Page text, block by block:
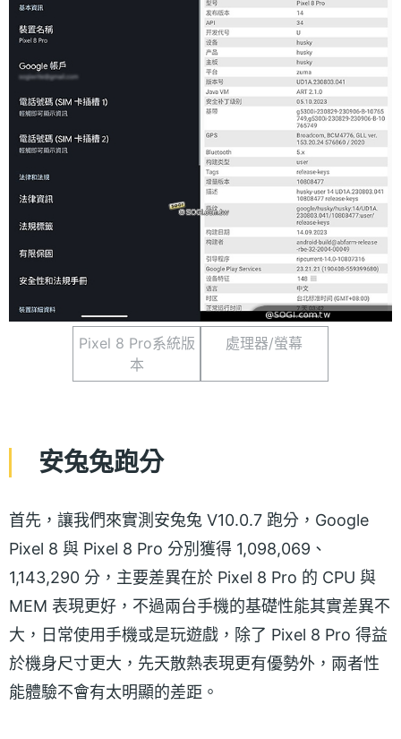
Pixel 8 Pro系統版
本
處理器/螢幕
安兔兔跑分
首先，讓我們來實測安兔兔 V10.0.7 跑分，Google
Pixel 8 與 Pixel 8 Pro 分別獲得 1,098,069、
1,143,290 分，主要差異在於 Pixel 8 Pro 的 CPU 與
MEM 表現更好，不過兩台手機的基礎性能其實差異不
大，日常使用手機或是玩遊戲，除了 Pixel 8 Pro 得益
於機身尺寸更大，先天散熱表現更有優勢外，兩者性
能體驗不會有太明顯的差距。